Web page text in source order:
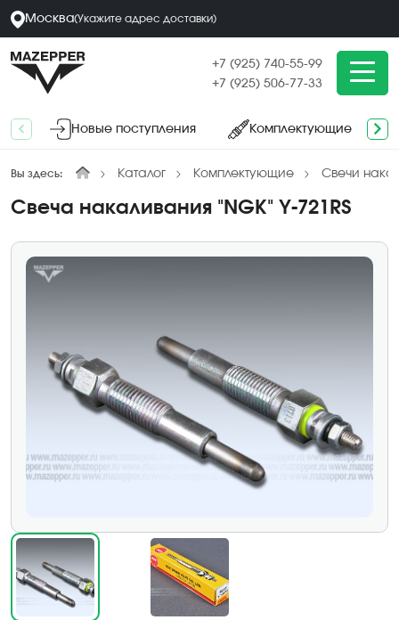
Москва(Укажите адрес доставки)
+7 (925) 740-55-99
+7 (925) 506-77-33
Новые поступления Комплектующие
Вы здесь: Каталог Комплектующие Свечи
Свеча накаливания "NGK" Y-721RS